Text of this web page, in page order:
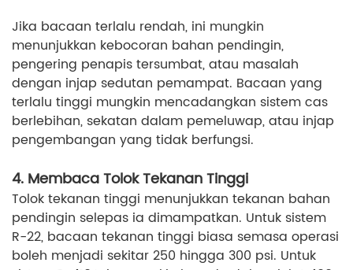
Jika bacaan terlalu rendah, ini mungkin
menunjukkan kebocoran bahan pendingin,
pengering penapis tersumbat, atau masalah
dengan injap sedutan pemampat. Bacaan yang
terlalu tinggi mungkin mencadangkan sistem cas
berlebihan, sekatan dalam pemeluwap, atau injap
pengembangan yang tidak berfungsi.
4. Membaca Tolok Tekanan Tinggi
Tolok tekanan tinggi menunjukkan tekanan bahan
pendingin selepas ia dimampatkan. Untuk sistem
R-22, bacaan tekanan tinggi biasa semasa operasi
boleh menjadi sekitar 250 hingga 300 psi. Untuk